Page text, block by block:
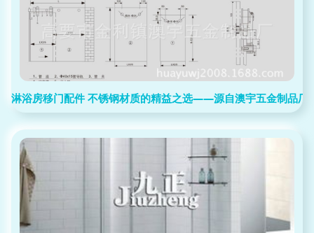
淋浴房移门配件 不锈钢材质的精益之选——源自澳宇五金制品厂